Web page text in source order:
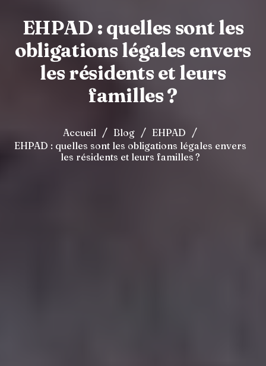
EHPAD : quelles sont les
obligations légales envers
les résidents et leurs
familles ?
Accueil / Blog / EHPAD /
EHPAD : quelles sont les obligations légales envers
les résidents et leurs familles ?